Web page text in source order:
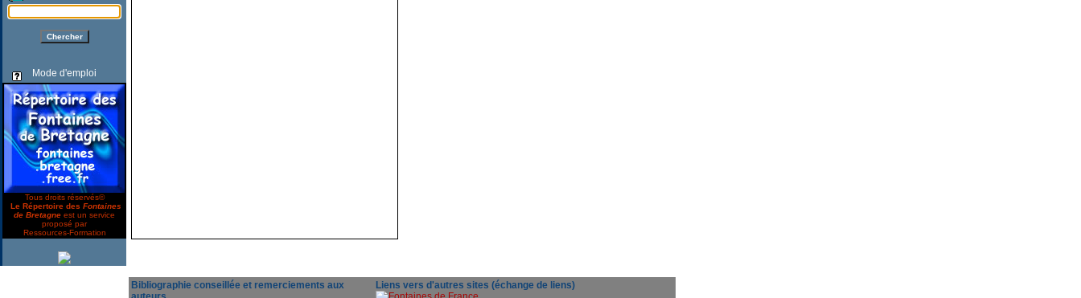
Mode d'emploi
Tous droits réservés©
Le Répertoire des Fontaines
de Bretagne est un service
proposé par
Ressources-Formation
Bibliographie conseillée et remerciements aux
Liens vers d'autres sites (échange de liens)